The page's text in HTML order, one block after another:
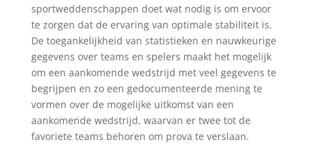
sportweddenschappen doet wat nodig is om ervoor
te zorgen dat de ervaring van optimale stabiliteit is.
De toegankelijkheid van statistieken en nauwkeurige
gegevens over teams en spelers maakt het mogelijk
om een aankomende wedstrijd met veel gegevens te
begrijpen en zo een gedocumenteerde mening te
vormen over de mogelijke uitkomst van een
aankomende wedstrijd, waarvan er twee tot de
favoriete teams behoren om prova te verslaan.